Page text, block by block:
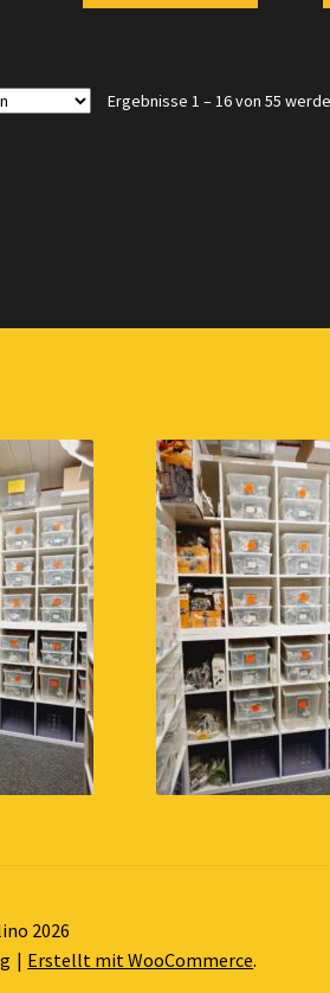
Ergebnisse 1 – 16 von 55
2026
Erstellt mit WooCommerce.